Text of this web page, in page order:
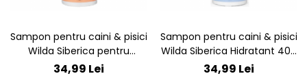
Sampon pentru caini & pisici
Wilda Siberica pentru
descalcire 400 ml
34,99 Lei
Sampon pentru caini & pisici
Wilda Siberica Hidratant 400
ml
34,99 Lei